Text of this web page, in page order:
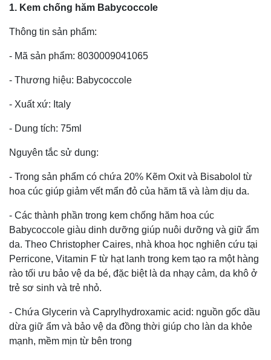
1. Kem chống hăm Babycoccole
Thông tin sản phẩm:
- Mã sản phẩm: 8030009041065
- Thương hiệu: Babycoccole
- Xuất xứ: Italy
- Dung tích: 75ml
Nguyên tắc sử dung:
- Trong sản phẩm có chứa 20% Kẽm Oxit và Bisabolol từ
hoa cúc giúp giảm vết mẩn đỏ của hăm tã và làm dịu da.
- Các thành phần trong kem chống hăm hoa cúc
Babycoccole giàu dinh dưỡng giúp nuôi dưỡng và giữ ẩm
da. Theo Christopher Caires, nhà khoa học nghiên cứu tại
Perricone, Vitamin F từ hạt lanh trong kem tạo ra một hàng
rào tối ưu bảo vệ da bé, đặc biệt là da nhạy cảm, da khô ở
trẻ sơ sinh và trẻ nhỏ.
- Chứa Glycerin và Caprylhydroxamic acid: nguồn gốc dầu
dừa giữ ẩm và bảo vệ da đồng thời giúp cho làn da khỏe
mạnh, mềm mịn từ bên trong